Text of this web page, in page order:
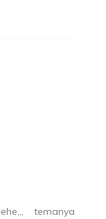
temanya